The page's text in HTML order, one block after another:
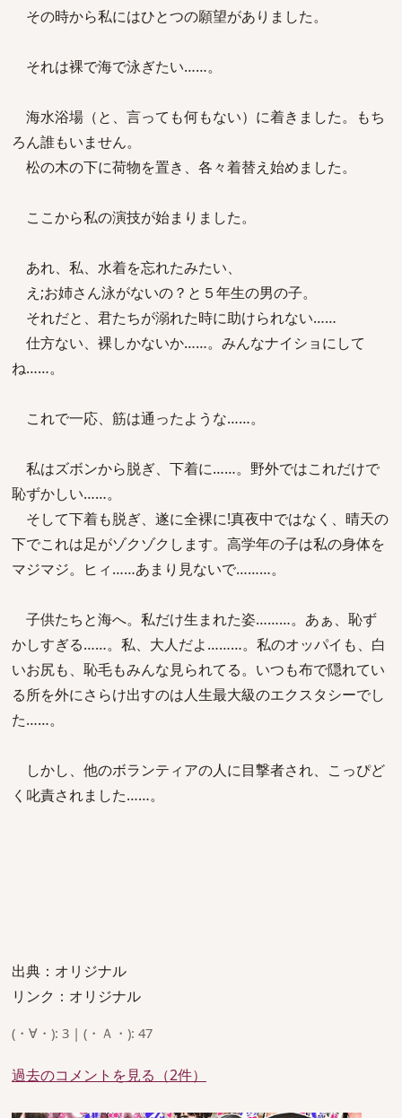
その時から私にはひとつの願望がありました。
それは裸で海で泳ぎたい……。
海水浴場（と、言っても何もない）に着きました。もち
ろん誰もいません。
松の木の下に荷物を置き、各々着替え始めました。
ここから私の演技が始まりました。
あれ、私、水着を忘れたみたい、
え;お姉さん泳がないの？と５年生の男の子。
それだと、君たちが溺れた時に助けられない……
仕方ない、裸しかないか……。みんなナイショにして
ね……。
これで一応、筋は通ったような……。
私はズボンから脱ぎ、下着に……。野外ではこれだけで
恥ずかしい……。
そして下着も脱ぎ、遂に全裸に!真夜中ではなく、晴天の
下でこれは足がゾクゾクします。高学年の子は私の身体を
マジマジ。ヒィ……あまり見ないで………。
子供たちと海へ。私だけ生まれた姿………。あぁ、恥ず
かしすぎる……。私、大人だよ………。私のオッパイも、白
いお尻も、恥毛もみんな見られてる。いつも布で隠れてい
る所を外にさらけ出すのは人生最大級のエクスタシーでし
た……。
しかし、他のボランティアの人に目撃者され、こっぴど
く叱責されました……。
出典：オリジナル
リンク：オリジナル
(・∀・): 3 | (・Ａ・): 47
過去のコメントを見る（2件）